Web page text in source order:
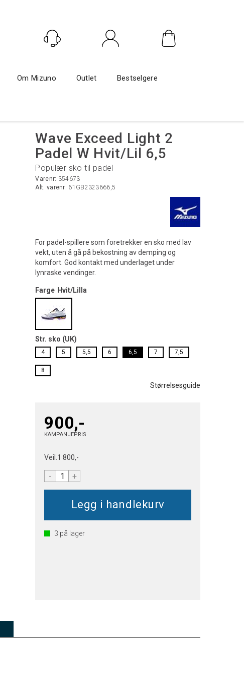
Om Mizuno Outlet Bestselgere
Wave Exceed Light 2
Padel W Hvit/Lil 6,5
Populær sko til padel
Varenr: 354673
Alt. varenr: 61GB2323666,5
For padel-spillere som foretrekker en sko med lav
vekt, uten å gå på bekostning av demping og
komfort. God kontakt med underlaget under
lynraske vendinger.
Farge Hvit/Lilla
Str. sko (UK)
4 5 5,5 6 6,5 7 7,5
8
Størrelsesguide
900,-
KAMPANJEPRIS
Veil. 1 800,-
- +
3 på lager